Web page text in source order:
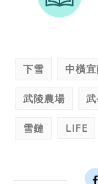
下雪 中橫
武陵農場
雪鏈 LIFE